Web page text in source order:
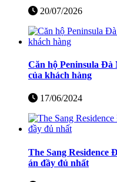
20/07/2026
Căn hộ Peninsula Đà
của khách hàng
17/06/2024
The Sang Residence
án đầy đủ nhất